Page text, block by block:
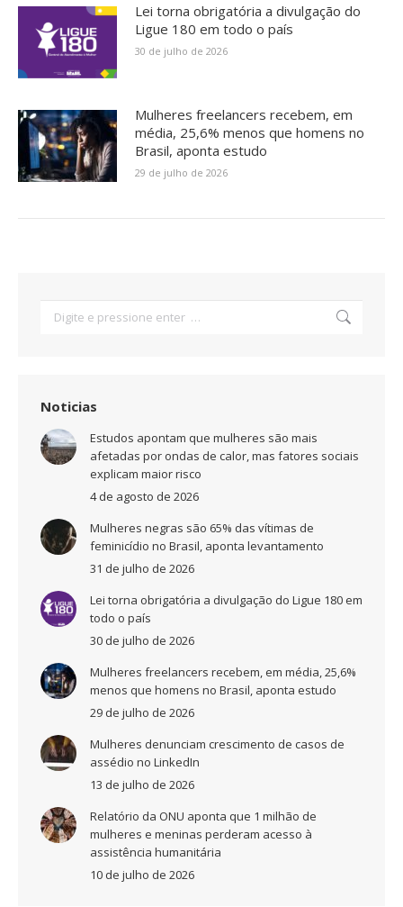
Lei torna obrigatória a divulgação do
Ligue 180 em todo o país
30 de julho de 2026
Mulheres freelancers recebem, em
média, 25,6% menos que homens no
Brasil, aponta estudo
29 de julho de 2026
Noticias
Estudos apontam que mulheres são mais
afetadas por ondas de calor, mas fatores sociais
explicam maior risco
4 de agosto de 2026
Mulheres negras são 65% das vítimas de
feminicídio no Brasil, aponta levantamento
31 de julho de 2026
Lei torna obrigatória a divulgação do Ligue 180 em
todo o país
30 de julho de 2026
Mulheres freelancers recebem, em média, 25,6%
menos que homens no Brasil, aponta estudo
29 de julho de 2026
Mulheres denunciam crescimento de casos de
assédio no LinkedIn
13 de julho de 2026
Relatório da ONU aponta que 1 milhão de
mulheres e meninas perderam acesso à
assistência humanitária
10 de julho de 2026